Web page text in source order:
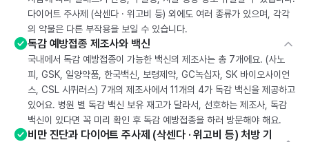
다이어트 주사제 (삭센다 · 위고비 등) 외에도 여러 종류가 있으며, 각각
의 약물은 다른 부작용을 보일 수 있습니다.
독감 예방접종 제조사와 백신
국내에서 독감 예방접종이 가능한 백신의 제조사는 총 7개에요. (사노
피, GSK, 일양약품, 한국백신, 보령제약, GC녹십자, SK 바이오사이언
스, CSL 시퀴러스) 7개의 제조사에서 11개의 4가 독감 백신을 제공하고
있어요. 병원 별 독감 백신 보유 재고가 달라서, 선호하는 제조사, 독감
백신이 있다면 꼭 미리 확인 후 독감 예방접종을 하러 방문해야 해요.
비만 진단과 다이어트 주사제 (삭센다 · 위고비 등) 처방 기